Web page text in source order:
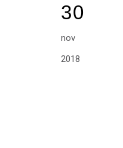
30
nov
2018